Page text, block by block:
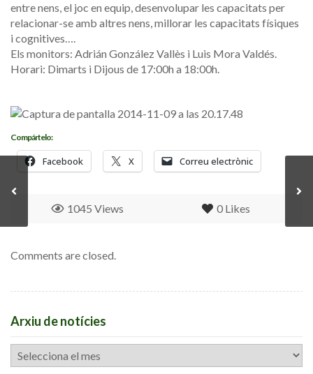
entre nens, el joc en equip, desenvolupar les capacitats per
relacionar-se amb altres nens, millorar les capacitats físiques
i cognitives….
Els monitors: Adrián González Vallès i Luis Mora Valdés.
Horari: Dimarts i Dijous de 17:00h a 18:00h.
Compártelo:
Facebook X Correu electrònic
0 Likes
1045 Views
Comments are closed.
Arxiu de notícies
Arxiu
de